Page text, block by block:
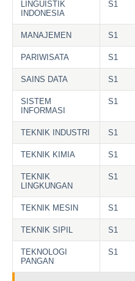
LINGUISTIK
INDONESIA
S1
MANAJEMEN S1
PARIWISATA S1
SAINS DATA S1
SISTEM
INFORMASI
S1
TEKNIK INDUSTRI S1
TEKNIK KIMIA S1
TEKNIK
LINGKUNGAN
S1
TEKNIK MESIN S1
TEKNIK SIPIL S1
TEKNOLOGI
PANGAN
S1